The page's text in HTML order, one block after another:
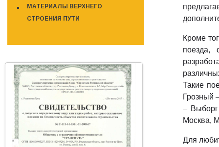
МАТЕРИАЛЫ ВЕРХНЕГО
СТРОЕНИЯ ПУТИ
Кроме
поезда,
Такие
Грозный
–
Москва,
Для